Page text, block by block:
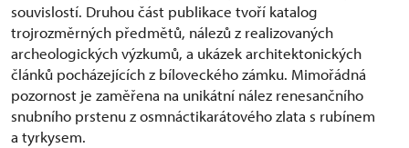
souvislostí. Druhou část publikace tvoří katalog
trojrozměrných předmětů, nálezů z realizovaných
archeologických výzkumů, a ukázek architektonických
článků pocházejících z bíloveckého zámku. Mimořádná
pozornost je zaměřena na unikátní nález renesančního
snubního prstenu z osmnáctikarátového zlata s rubínem
a tyrkysem.